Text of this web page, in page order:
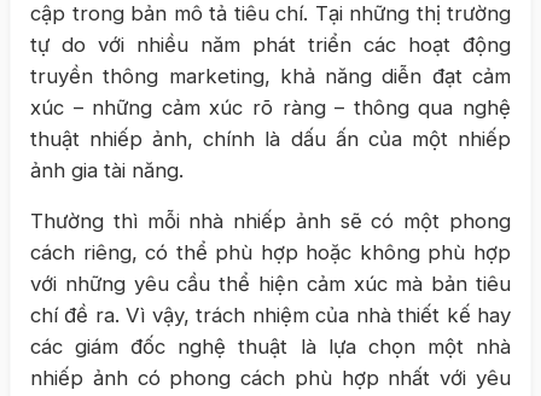
cập trong bản mô tả tiêu chí. Tại những thị trường
tự do với nhiều năm phát triển các hoạt động
truyền thông marketing, khả năng diễn đạt cảm
xúc – những cảm xúc rõ ràng – thông qua nghệ
thuật nhiếp ảnh, chính là dấu ấn của một nhiếp
ảnh gia tài năng.
Thường thì mỗi nhà nhiếp ảnh sẽ có một phong
cách riêng, có thể phù hợp hoặc không phù hợp
với những yêu cầu thể hiện cảm xúc mà bản tiêu
chí đề ra. Vì vậy, trách nhiệm của nhà thiết kế hay
các giám đốc nghệ thuật là lựa chọn một nhà
nhiếp ảnh có phong cách phù hợp nhất với yêu